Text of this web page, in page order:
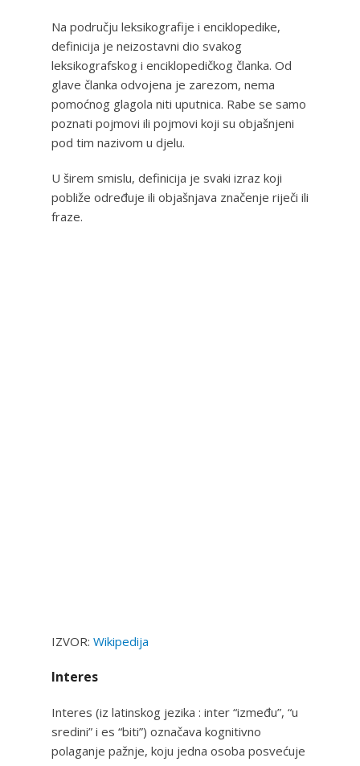
Na području leksikografije i enciklopedike,
definicija je neizostavni dio svakog
leksikografskog i enciklopedičkog članka. Od
glave članka odvojena je zarezom, nema
pomoćnog glagola niti uputnica. Rabe se samo
poznati pojmovi ili pojmovi koji su objašnjeni
pod tim nazivom u djelu.
U širem smislu, definicija je svaki izraz koji
pobliže određuje ili objašnjava značenje riječi ili
fraze.
IZVOR: Wikipedija
Interes
Interes (iz latinskog jezika : inter “između”, “u
sredini” i es “biti”) označava kognitivno
polaganje pažnje, koju jedna osoba posvećuje